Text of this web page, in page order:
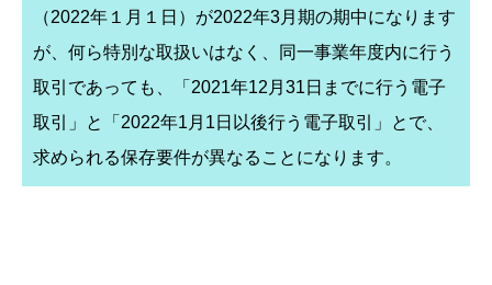
（2022年１月１日）が2022年3月期の期中になります
が、何ら特別な取扱いはなく、同一事業年度内に行う
取引であっても、「2021年12月31日までに行う電子
取引」と「2022年1月1日以後行う電子取引」とで、
求められる保存要件が異なることになります。